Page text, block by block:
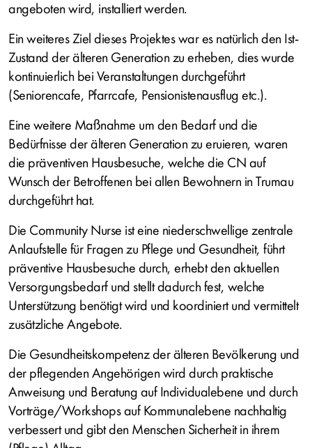
angeboten wird, installiert werden.
Ein weiteres Ziel dieses Projektes war es natürlich den Ist-
Zustand der älteren Generation zu erheben, dies wurde
kontinuierlich bei Veranstaltungen durchgeführt
(Seniorencafe, Pfarrcafe, Pensionistenausflug etc.).
Eine weitere Maßnahme um den Bedarf und die
Bedürfnisse der älteren Generation zu eruieren, waren
die präventiven Hausbesuche, welche die CN auf
Wunsch der Betroffenen bei allen Bewohnern in Trumau
durchgeführt hat.
Die Community Nurse ist eine niederschwellige zentrale
Anlaufstelle für Fragen zu Pflege und Gesundheit, führt
präventive Hausbesuche durch, erhebt den aktuellen
Versorgungsbedarf und stellt dadurch fest, welche
Unterstützung benötigt wird und koordiniert und vermittelt
zusätzliche Angebote.
Die Gesundheitskompetenz der älteren Bevölkerung und
der pflegenden Angehörigen wird durch praktische
Anweisung und Beratung auf Individualebene und durch
Vorträge/Workshops auf Kommunalebene nachhaltig
verbessert und gibt den Menschen Sicherheit in ihrem